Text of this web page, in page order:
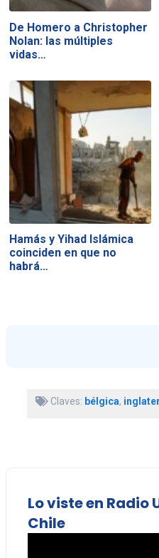
De Homero a Christopher
Nolan: las múltiples
vidas…
Hamás y Yihad Islámica
coinciden en que no
habrá…
Claves: bélgica,
Lo viste en Radio
Chile